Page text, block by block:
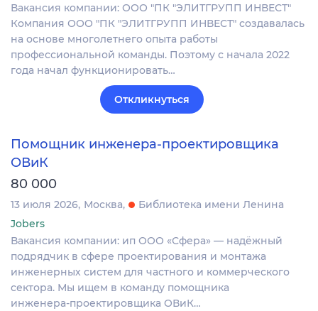
Вакансия компании: ООО "ПК "ЭЛИТГРУПП ИНВЕСТ"
Компания ООО "ПК "ЭЛИТГРУПП ИНВЕСТ" создавалась
на основе многолетнего опыта работы
профессиональной команды. Поэтому с начала 2022
года начал функционировать…
Откликнуться
Помощник инженера-проектировщика
ОВиК
80 000
13 июля 2026 Москва
Библиотека имени Ленина
Jobers
Вакансия компании: ип ООО «Сфера» — надёжный
подрядчик в сфере проектирования и монтажа
инженерных систем для частного и коммерческого
сектора. Мы ищем в команду помощника
инженера‑проектировщика ОВиК…